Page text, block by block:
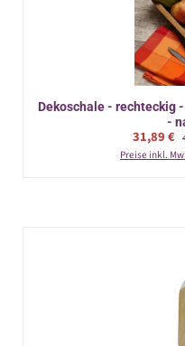
Dekoschale - rechteckig
-
31,89 €
Preise inkl.